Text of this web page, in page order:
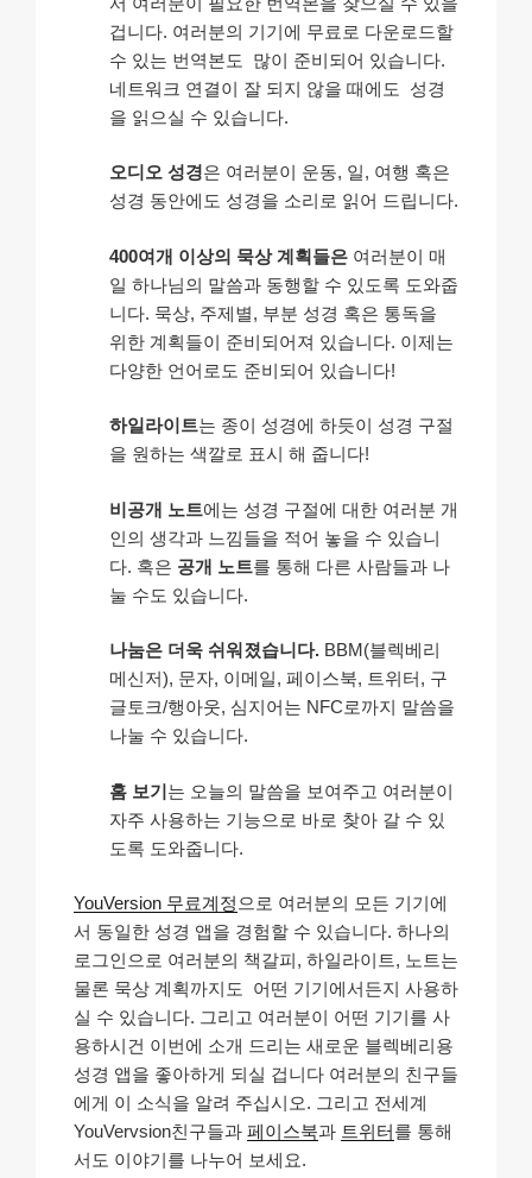
겁니다. 여러분의 기기에 무료로 다운로드할
수 있는 번역본도 많이 준비되어 있습니다.
네트워크 연결이 잘 되지 않을 때에도 성경
을 읽으실 수 있습니다.
오디오 성경은 여러분이 운동, 일, 여행 혹은
성경 동안에도 성경을 소리로 읽어 드립니다.
400여개 이상의 묵상 계획들은 여러분이 매
일 하나님의 말씀과 동행할 수 있도록 도와줍
니다. 묵상, 주제별, 부분 성경 혹은 통독을
위한 계획들이 준비되어져 있습니다. 이제는
다양한 언어로도 준비되어 있습니다!
하일라이트는 종이 성경에 하듯이 성경 구절
을 원하는 색깔로 표시 해 줍니다!
비공개 노트에는 성경 구절에 대한 여러분 개
인의 생각과 느낌들을 적어 놓을 수 있습니
다. 혹은 공개 노트를 통해 다른 사람들과 나
눌 수도 있습니다.
나눔은 더욱 쉬워졌습니다. BBM(블렉베리
메신저), 문자, 이메일, 페이스북, 트위터, 구
글토크/행아웃, 심지어는 NFC로까지 말씀을
나눌 수 있습니다.
홈 보기는 오늘의 말씀을 보여주고 여러분이
자주 사용하는 기능으로 바로 찾아 갈 수 있
도록 도와줍니다.
YouVersion 무료계정 으로 여러분의 모든 기기에
서 동일한 성경 앱을 경험할 수 있습니다. 하나의
로그인으로 여러분의 책갈피, 하일라이트, 노트는
물론 묵상 계획까지도 어떤 기기에서든지 사용하
실 수 있습니다. 그리고 여러분이 어떤 기기를 사
용하시건 이번에 소개 드리는 새로운 블렉베리용
성경 앱을 좋아하게 되실 겁니다 여러분의 친구들
에게 이 소식을 알려 주십시오. 그리고 전세계
YouVervsion친구들과 페이스북과 트위터를 통해
서도 이야기를 나누어 보세요.